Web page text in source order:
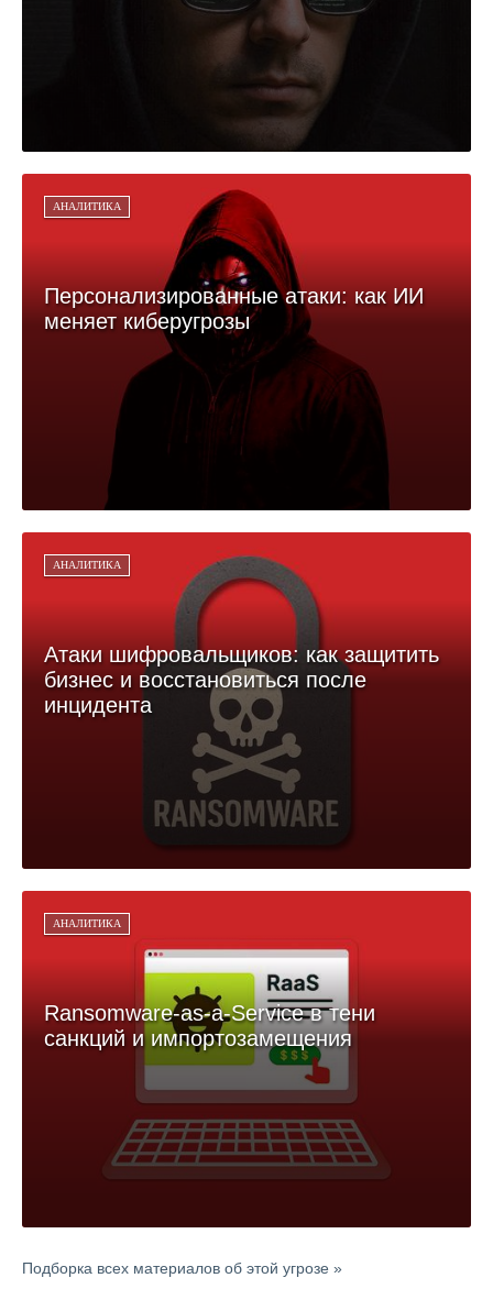
АНАЛИТИКА
Персонализированные атаки: как ИИ
меняет киберугрозы
АНАЛИТИКА
Атаки шифровальщиков: как защитить
бизнес и восстановиться после
инцидента
АНАЛИТИКА
Ransomware-as-a-Service в тени
санкций и импортозамещения
Подборка всех материалов об этой угрозе »